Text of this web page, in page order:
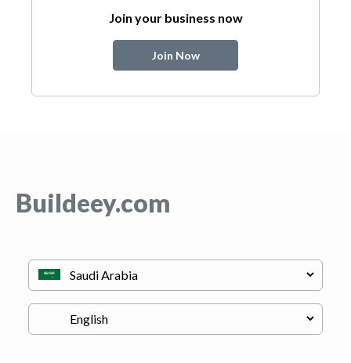
Join your business now
Join Now
Buildeey.com